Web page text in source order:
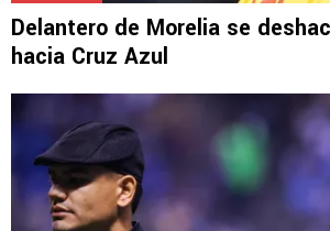
Delantero de Morelia se
hacia Cruz Azul